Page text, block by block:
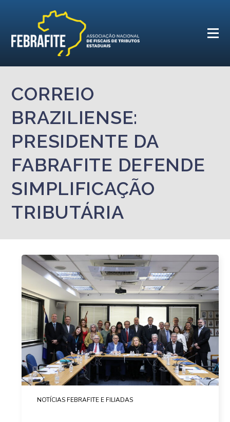
CORREIO
BRAZILIENSE:
PRESIDENTE DA
FABRAFITE DEFENDE
SIMPLIFICAÇÃO
TRIBUTÁRIA
NOTÍCIAS FEBRAFITE E FILIADAS